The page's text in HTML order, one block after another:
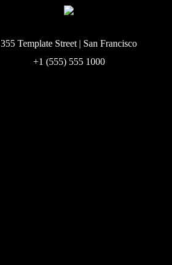
355 Template Street | San Francisco
+1 (555) 555 1000